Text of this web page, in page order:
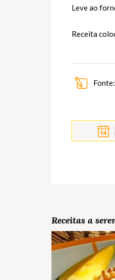
Leve ao
Receita
Fonte:
Receitas a